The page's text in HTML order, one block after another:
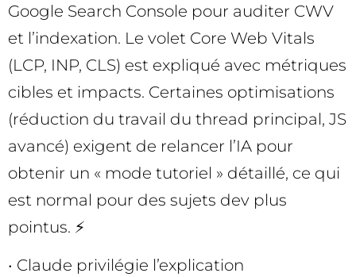
Google Search Console pour auditer CWV
et l’indexation. Le volet Core Web Vitals
(LCP, INP, CLS) est expliqué avec métriques
cibles et impacts. Certaines optimisations
(réduction du travail du thread principal, JS
avancé) exigent de relancer l’IA pour
obtenir un « mode tutoriel » détaillé, ce qui
est normal pour des sujets dev plus
pointus. ⚡
• Claude privilégie l’explication